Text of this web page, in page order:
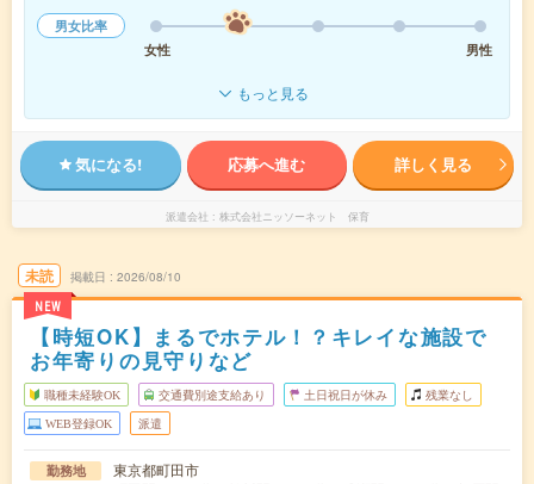
男女比率
女性
男性
もっと見る
気になる! 応募へ進む 詳しく見る
派遣会社 株式会社ニッソーネット 保育
未読
NEW
掲載日 2026/08/10
【時短OK】まるでホテル！？キレイな施設で
お年寄りの見守りなど
職種未経験OK 交通費別途支給あり 土日祝日が休み 残業なし
WEB登録OK 派遣
勤務地
東京都町田市